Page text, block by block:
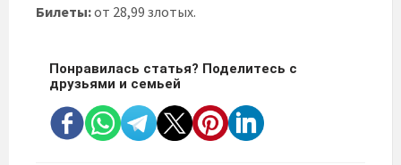
Билеты:от 28,99 злотых.
Понравилась статья? Поделитесь с
друзьями и семьей